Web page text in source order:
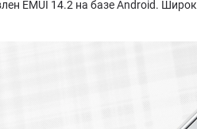
EMUI 14.2 на базе Android.